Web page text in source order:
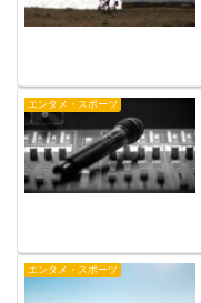
エンタメ・スポーツ
エンタメ・スポーツ